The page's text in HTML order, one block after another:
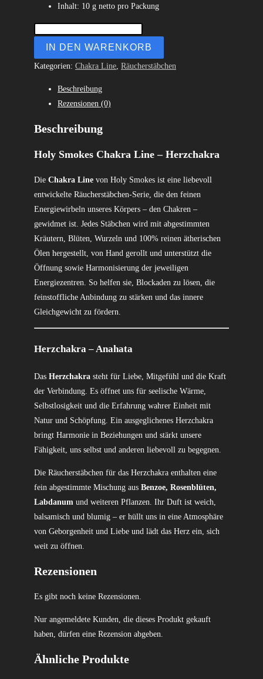
Inhalt: 10 g netto pro Packung
IN DEN WARENKORB
Kategorien: Chakra Line Räucherstäbchen
Beschreibung
Rezensionen (0)
Beschreibung
Holy Smokes Chakra Line – Herzchakra
Die Chakra Line von Holy Smokes ist eine liebevoll
entwickelte Räucherstäbchen-Serie, die den feinen
Energiewirbeln unseres Körpers – den Chakren –
gewidmet ist. Jedes Stäbchen wird mit abgestimmten
Kräutern, Blüten, Wurzeln und 100% reinen ätherischen
Ölen hergestellt, von Hand gerollt und unterstützt die
Öffnung sowie Harmonisierung der jeweiligen
Energiezentren. So helfen sie, Blockaden zu lösen, die
feinstoffliche Anbindung zu stärken und das innere
Gleichgewicht zu fördern.
Herzchakra – Anahata
Das Herzchakra steht für Liebe, Mitgefühl und die Kraft
der Verbindung. Es öffnet uns für seelische Wärme,
Selbstlosigkeit und die Erfahrung wahrer Einheit mit
Natur und Schöpfung. Ein ausgeglichenes Herzchakra
bringt Harmonie in Beziehungen und stärkt unsere
Fähigkeit, uns selbst und anderen liebevoll zu begegnen.
Die Räucherstäbchen für das Herzchakra enthalten eine
fein abgestimmte Mischung aus Benzoe, Rosenblüten,
Labdanum und weiteren Pflanzen. Ihr Duft ist weich,
balsamisch und blumig – er hüllt uns in eine Atmosphäre
von Geborgenheit und Liebe und lädt das Herz ein, sich
weit zu öffnen.
Rezensionen
Es gibt noch keine Rezensionen.
Nur angemeldete Kunden, die dieses Produkt gekauft
haben, dürfen eine Rezension abgeben.
Ähnliche Produkte